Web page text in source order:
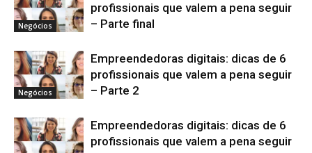
Negócios
profissionais que valem a pena seguir
– Parte final
Negócios
Empreendedoras digitais: dicas de 6
profissionais que valem a pena seguir
– Parte 2
Empreendedoras digitais: dicas de 6
profissionais que valem a pena seguir